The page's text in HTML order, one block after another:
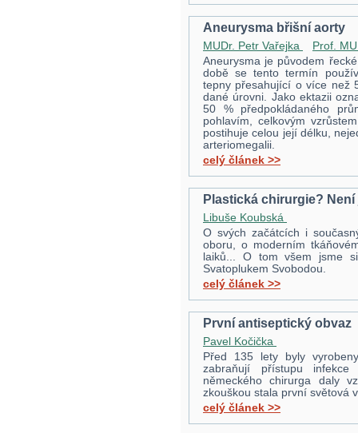
Aneurysma břišní aorty
MUDr. Petr Vařejka
Prof.
Aneurysma je původem
době se tento termín
tepny přesahující o více než
dané úrovni. Jako ektazii
50 % předpokládaného
pohlavím, celkovým
postihuje celou její délku,
arteriomegalii.
celý článek >>
Plastická chirurgie?
Libuše Koubská
O svých začátcích i
oboru, o moderním
laiků... O tom všem jsme
Svatoplukem Svobodou.
celý článek >>
První antiseptický obvaz
Pavel Kočička
Před 135 lety byly
zabraňují přístupu
německého chirurga daly
zkouškou stala první světová
celý článek >>